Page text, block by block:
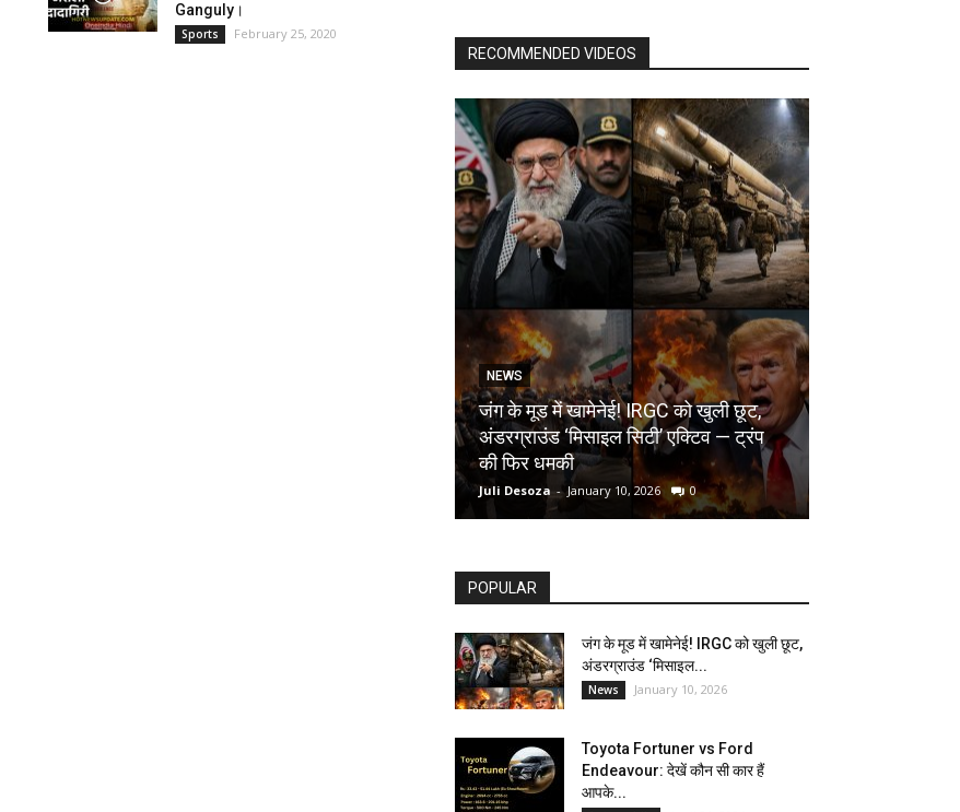
Ganguly।
Sports February 25, 2020
RECOMMENDED VIDEOS
NEWS
जंग के मूड में खामेनेई! IRGC को खुली छूट,
अंडरग्राउंड ‘मिसाइल सिटी’ एक्टिव — ट्रंप
की फिर धमकी
Juli Desoza - January 10, 2026 0
POPULAR
जंग के मूड में खामेनेई! IRGC को खुली छूट,
अंडरग्राउंड ‘मिसाइल...
News January 10, 2026
Toyota Fortuner vs Ford
Endeavour: देखें कौन सी कार हैं
आपके...